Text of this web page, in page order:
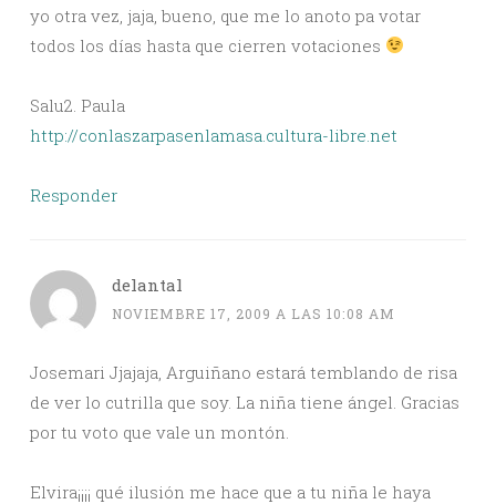
yo otra vez, jaja, bueno, que me lo anoto pa votar
todos los días hasta que cierren votaciones
Salu2. Paula
http://conlaszarpasenlamasa.cultura-libre.net
Responder
delantal
NOVIEMBRE 17, 2009 A LAS 10:08 AM
Josemari Jjajaja, Arguiñano estará temblando de risa
de ver lo cutrilla que soy. La niña tiene ángel. Gracias
por tu voto que vale un montón.
Elvira¡¡¡¡ qué ilusión me hace que a tu niña le haya